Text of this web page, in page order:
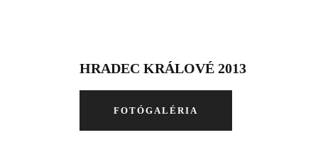
HRADEC KRÁLOVÉ 2013
FOTÓGALÉRIA